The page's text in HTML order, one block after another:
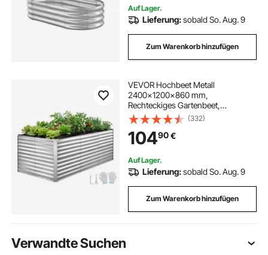
Auf Lager.
Lieferung:sobald So. Aug. 9
Zum Warenkorb hinzufügen
VEVOR Hochbeet Metall
2400x1200x860 mm,
Rechteckiges Gartenbeet,
Pflanzkasten-Set für den
Außenbereich, Gemüsebeet mit
Handschuhen, Blumenbeet
Bodenlos, Pflanzbeet für Blumen &
Gemüse, Silber
(332)
10490€
Auf Lager.
Lieferung:sobald So. Aug. 9
Zum Warenkorb hinzufügen
Verwandte Suchen